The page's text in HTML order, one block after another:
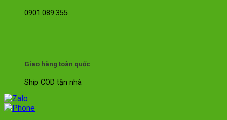
0901.089.355
Giao hàng toàn quốc
Ship COD tận nhà